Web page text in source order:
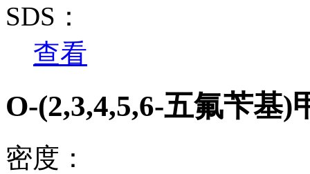
SDS：
查看
O-(2,3,4,5,6-五氟苄基)
密度：